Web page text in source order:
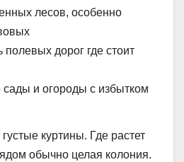
лесов, особенно
полевых дорог где стоит
и огороды с избытком
куртины. Где растет
обычно целая колония.